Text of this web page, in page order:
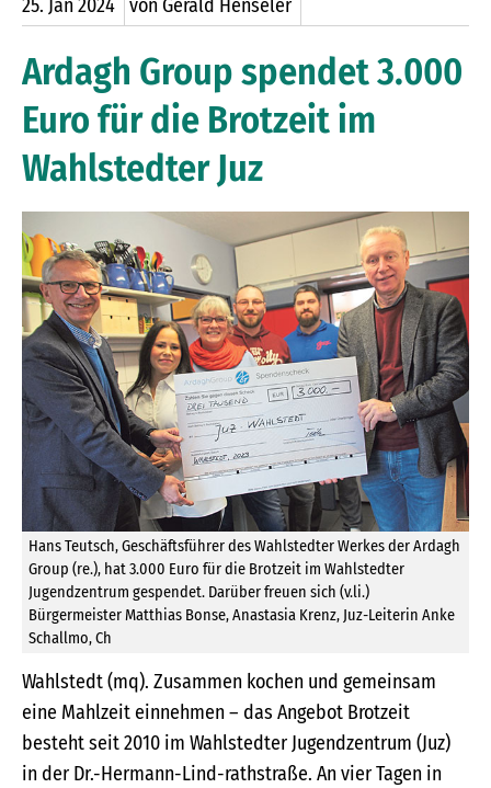
25. Jan2024 von Gerald Henseler
Ardagh Group spendet 3.000
Euro für die Brotzeit im
Wahlstedter Juz
Hans Teutsch, Geschäftsführer des Wahlstedter Werkes der Ardagh
Group (re.), hat 3.000 Euro für die Brotzeit im Wahlstedter
Jugendzentrum gespendet. Darüber freuen sich (v.li.)
Bürgermeister Mat­thias Bonse, Anastasia Krenz, Juz-Leiterin Anke
Schallmo, Ch
Wahlstedt (mq). Zusammen kochen und gemeinsam
eine Mahlzeit einnehmen – das Angebot Brotzeit
besteht seit 2010 im Wahlstedter Jugendzentrum (Juz)
in der Dr.-Hermann-Lind-rathstraße. An vier Tagen in